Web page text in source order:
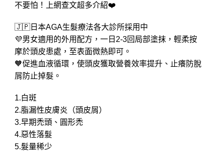
不要怕！上網查文超多介紹❤️
🇯🇵日本AGA生髮療法各大診所採用中
💜男女適用的外用配方，一日2-3回局部塗抹，輕柔按
摩於頭皮患處，至表面微熱即可。
🧡促進血液循環，使頭皮獲取營養效率提升、止癢防脫
屑防止掉髮。
1.白斑
2.脂漏性皮膚炎（頭皮屑）
3.早期禿頭、圓形禿
4.惡性落髮
5.髮量稀少